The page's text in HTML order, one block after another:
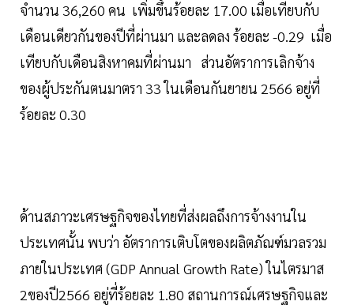
จำนวน 36,260 คน เพิ่มขึ้นร้อยละ 17.00 เมื่อเทียบกับ
เดือนเดียวกันของปีที่ผ่านมา และลดลง ร้อยละ -0.29 เมื่อ
เทียบกับเดือนสิงหาคมที่ผ่านมา ส่วนอัตราการเลิกจ้าง
ของผู้ประกันตนมาตรา 33 ในเดือนกันยายน 2566 อยู่ที่
ร้อยละ 0.30
ด้านสภาวะเศรษฐกิจของไทยที่ส่งผลถึงการจ้างงานใน
ประเทศนั้น พบว่า อัตราการเติบโตของผลิตภัณฑ์มวลรวม
ภายในประเทศ (GDP Annual Growth Rate) ในไตรมาส
2ของปี2566 อยู่ที่ร้อยละ 1.80 สถานการณ์เศรษฐกิจและ